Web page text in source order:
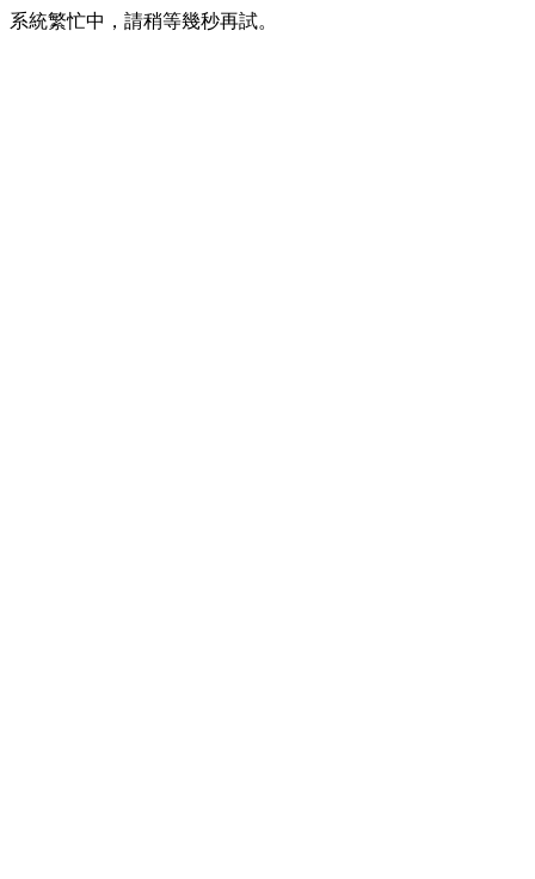
系統繁忙中，請稍等幾秒再試。